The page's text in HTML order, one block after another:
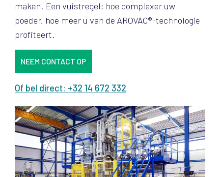
maken. Een vuistregel: hoe complexer uw
poeder, hoe meer u van de AROVAC®-technologie
profiteert.
NEEM CONTACT OP
Of bel direct: +32 14 672 332